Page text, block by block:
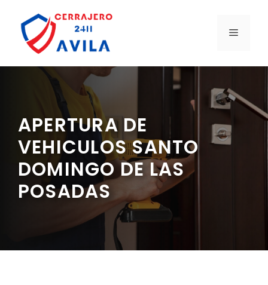
contenido
MENÚ
APERTURA DE
VEHICULOS SANTO
DOMINGO DE LAS
POSADAS